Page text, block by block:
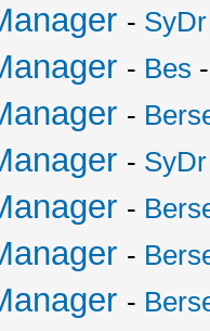
- SyDr
- Bes
-
- SyDr
-
-
-